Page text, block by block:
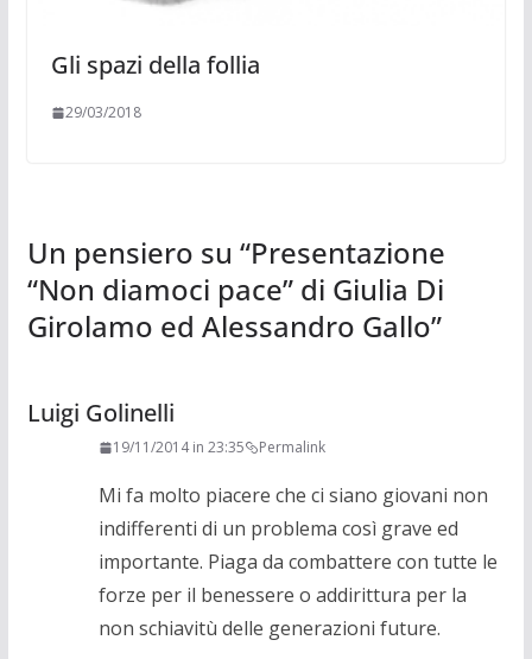
Gli spazi della follia
29/03/2018
Un pensiero su “Presentazione
“Non diamoci pace” di Giulia Di
Girolamo ed Alessandro Gallo”
Luigi Golinelli
19/11/2014 in 23:35 Permalink
Mi fa molto piacere che ci siano giovani non
indifferenti di un problema così grave ed
importante. Piaga da combattere con tutte le
forze per il benessere o addirittura per la
non schiavitù delle generazioni future.